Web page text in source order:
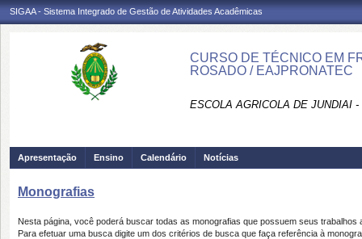
SIGAA - Sistema Integrado de Gestão de Atividades Acadêmicas
CURSO DE TÉCNICO EM
ROSADO / EAJPRONATEC
ESCOLA AGRICOLA DE JUNDIAI
Apresentação Ensino Calendário Notícias
Monografias
Nesta página, você poderá buscar todas as monografias que possuem seus trabalhos
Para efetuar uma busca digite um dos critérios de busca que faça referência à